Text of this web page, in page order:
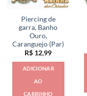
Piercing de
garra, Banho
Ouro,
Caranguejo (Par)
R$ 12,99
ADICIONAR
AO
CARRINHO